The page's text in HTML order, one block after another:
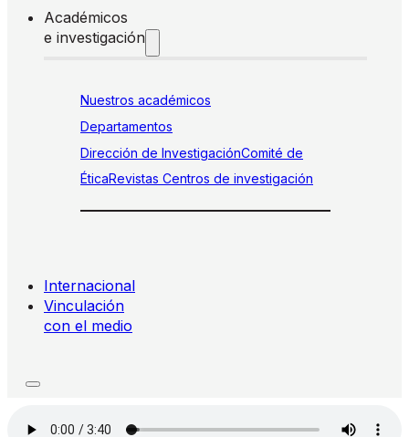
Académicos
e investigación
Nuestros académicos
Departamentos
Dirección de InvestigaciónComité de
ÉticaRevistas Centros de investigación
Internacional
Vinculación
con el medio